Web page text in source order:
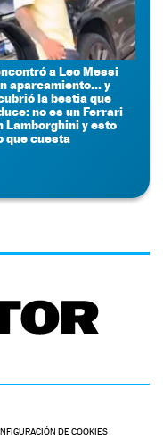
a Leo Messi
aparcamiento... y
la bestia que
no es un Ferrari
Lamborghini y esto
que cuesta
DE COOKIES